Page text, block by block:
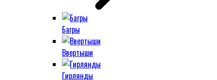
Багры
Ввертыши
Гирлянды